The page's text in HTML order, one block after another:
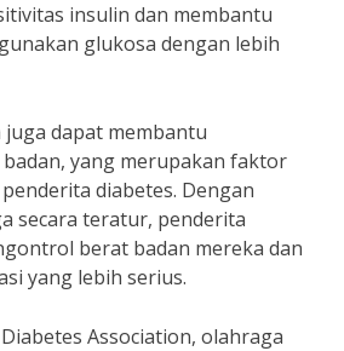
insulin dan membantu
glukosa dengan lebih
dapat membantu
yang merupakan faktor
diabetes. Dengan
secara teratur, penderita
berat badan mereka dan
yang lebih serius.
Association, olahraga